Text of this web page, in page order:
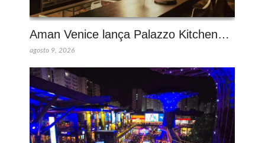
Aman Venice lança Palazzo Kitchen…
agosto 9, 2026